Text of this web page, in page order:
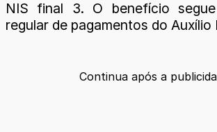
NIS final 3. O benefício
regular de pagamentos do Auxílio
Continua após a